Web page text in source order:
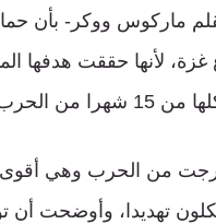
ماركوس ووكر- بأن
لأنها حققت هدفها
لصالح إسرائيل.
من الحرب وهي
تهديدا، وأوضحت أن